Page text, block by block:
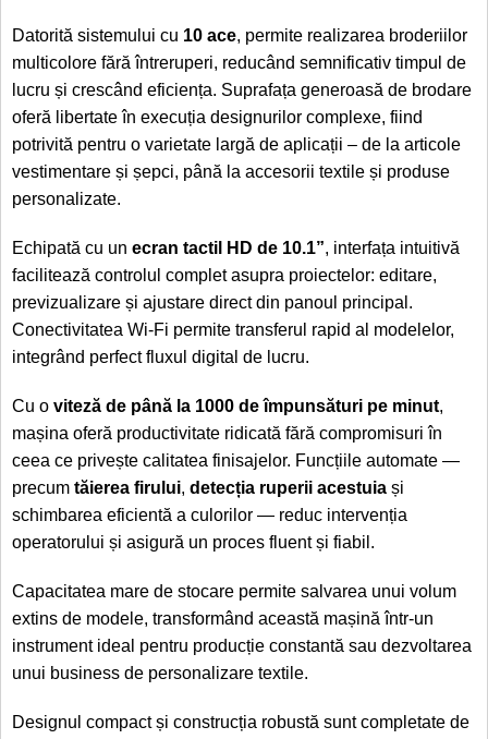
Datorită sistemului cu 10 ace, permite realizarea broderiilor
multicolore fără întreruperi, reducând semnificativ timpul de
lucru și crescând eficiența. Suprafața generoasă de brodare
oferă libertate în execuția designurilor complexe, fiind
potrivită pentru o varietate largă de aplicații – de la articole
vestimentare și șepci, până la accesorii textile și produse
personalizate.
Echipată cu un ecran tactil HD de 10.1”, interfața intuitivă
facilitează controlul complet asupra proiectelor: editare,
previzualizare și ajustare direct din panoul principal.
Conectivitatea Wi-Fi permite transferul rapid al modelelor,
integrând perfect fluxul digital de lucru.
Cu o viteză de până la 1000 de împunsături pe minut,
mașina oferă productivitate ridicată fără compromisuri în
ceea ce privește calitatea finisajelor. Funcțiile automate —
precum tăierea firului, detecția ruperii acestuia și
schimbarea eficientă a culorilor — reduc intervenția
operatorului și asigură un proces fluent și fiabil.
Capacitatea mare de stocare permite salvarea unui volum
extins de modele, transformând această mașină într-un
instrument ideal pentru producție constantă sau dezvoltarea
unui business de personalizare textile.
Designul compact și construcția robustă sunt completate de